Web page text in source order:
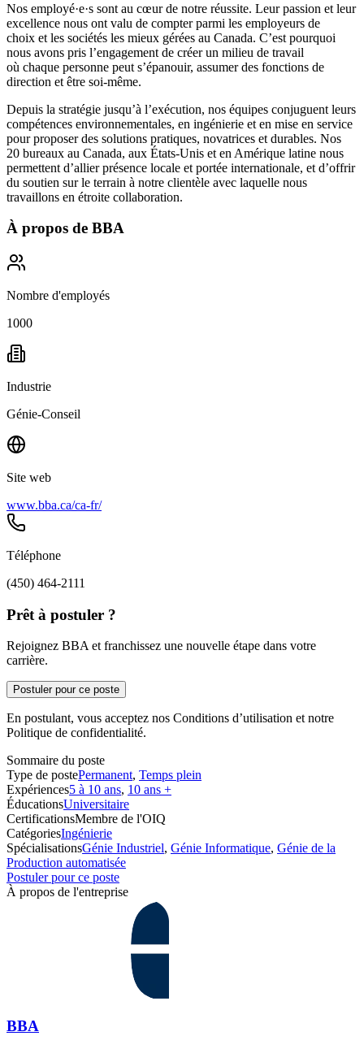
Nos employé·e·s sont au cœur de notre réussite. Leur passion et leur
excellence nous ont valu de compter parmi les employeurs de
choix et les sociétés les mieux gérées au Canada. C’est pourquoi
nous avons pris l’engagement de créer un milieu de travail
où chaque personne peut s’épanouir, assumer des fonctions de
direction et être soi-même.
Depuis la stratégie jusqu’à l’exécution, nos équipes conjuguent leurs
compétences environnementales, en ingénierie et en mise en service
pour proposer des solutions pratiques, novatrices et durables. Nos
20 bureaux au Canada, aux États-Unis et en Amérique latine nous
permettent d’allier présence locale et portée internationale, et d’offrir
du soutien sur le terrain à notre clientèle avec laquelle nous
travaillons en étroite collaboration.
À propos de BBA
Nombre d'employés
1000
Industrie
Génie-Conseil
Site web
www.bba.ca/ca-fr/
Téléphone
(450) 464-2111
Prêt à postuler ?
Rejoignez BBA et franchissez une nouvelle étape dans votre
carrière.
Postuler pour ce poste
En postulant, vous acceptez nos Conditions d’utilisation et notre
Politique de confidentialité.
Sommaire du poste
Type de postePermanent, Temps plein
Expériences5 à 10 ans, 10 ans +
ÉducationsUniversitaire
CertificationsMembre de l'OIQ
CatégoriesIngénierie
SpécialisationsGénie Industriel, Génie Informatique, Génie de la
Production automatisée
Postuler pour ce poste
À propos de l'entreprise
BBA